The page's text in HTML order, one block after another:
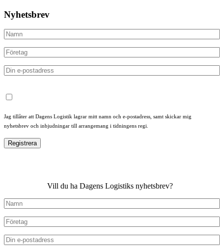
Nyhetsbrev
Jag tillåter att Dagens Logistik lagrar mitt namn och e-postadress, samt skickar mig
nyhetsbrev och inbjudningar till arrangemang i tidningens regi.
Vill du ha Dagens Logistiks nyhetsbrev?